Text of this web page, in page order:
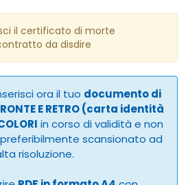
il certificato di morte
da disdire
ora il tuo documento di
E RETRO (carta identità
in corso di validità e non
scansionato ad
risoluzione.